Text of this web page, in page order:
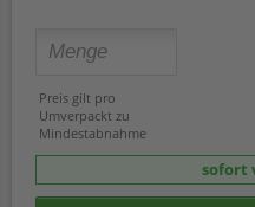
Preis gilt pro
Umverpackt zu
Mindestabnahme
sofort